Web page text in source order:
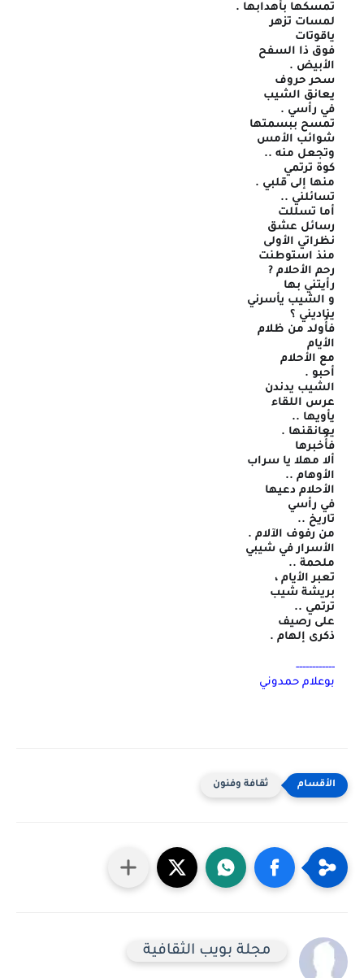
تمسكها بأهدابها .
لمسات تزهر
ياقوتات
فوق ذا السفح
الأبيض .
سحر حروف
يعانق الشيب
في رأسي .
تمسح ببسمتها
شوائب الأمس
وتجعل منه ..
كوة ترتمي
منها إلى قلبي .
تسائلني ..
أما تسللت
رسائل عشق
نظراتي الأولى
منذ استوطنت
رحم الأحلام ?
رأيتني بها
و الشيب يأسرني
يناديني ؟
فأُولد من ظلام
الأيام
مع الأحلام
أحبو .
الشيب يدندن
عرس اللقاء
يأويها ..
يعانقنها .
فأُخبرها
ألا مهلا يا سراب
الأوهام ..
الأحلام دعيها
في رأسي
تاريخ ..
من رفوف الآلام .
الأسرار في شيبي
ملحمة ..
تعبر الأيام ،
بريشة شيب
ترتمي ..
على رصيف
ذكرى إلهام .
------------
بوعلام حمدوني
ثقافة وفنون
مجلة بويب الثقافية